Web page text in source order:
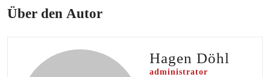
Über den Autor
Hagen Döhl
administrator